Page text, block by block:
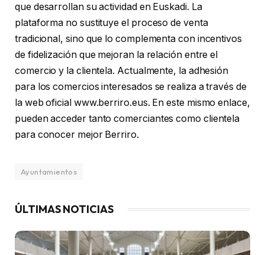
que desarrollan su actividad en Euskadi. La
plataforma no sustituye el proceso de venta
tradicional, sino que lo complementa con incentivos
de fidelización que mejoran la relación entre el
comercio y la clientela. Actualmente, la adhesión
para los comercios interesados se realiza a través de
la web oficial www.berriro.eus. En este mismo enlace,
pueden acceder tanto comerciantes como clientela
para conocer mejor Berriro.
Ayuntamientos
ÚLTIMAS NOTICIAS